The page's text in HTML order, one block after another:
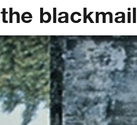
the blackmail